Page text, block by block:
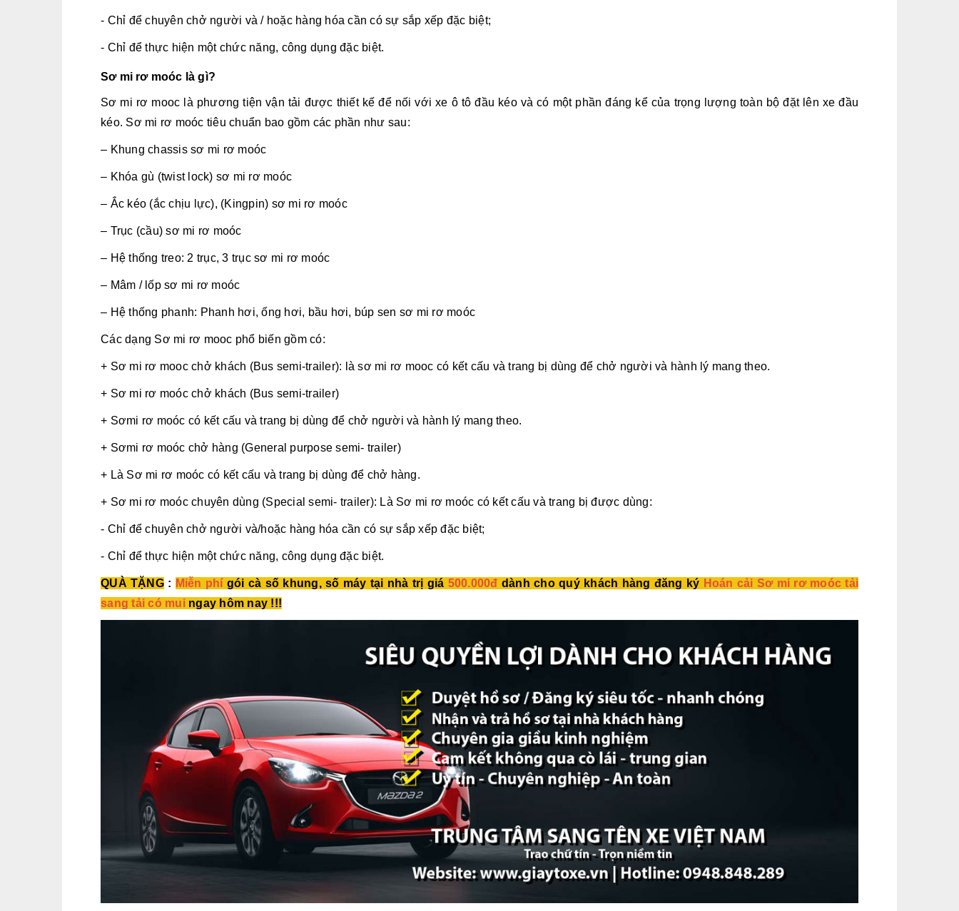
- Chỉ để chuyên chở người và / hoặc hàng hóa cần có sự sắp xếp đặc biệt;
- Chỉ để thực hiện một chức năng, công dụng đặc biệt.
Sơ mi rơ moóc là gì?
Sơ mi rơ mooc là phương tiện vận tải được thiết kế để nối với xe ô tô đầu kéo và có một phần đáng kể của trọng lượng toàn bộ đặt lên xe đầu
kéo. Sơ mi rơ moóc tiêu chuẩn bao gồm các phần như sau:
– Khung chassis sơ mi rơ moóc
– Khóa gù (twist lock) sơ mi rơ moóc
– Ắc kéo (ắc chịu lực), (Kingpin) sơ mi rơ moóc
– Trục (cầu) sơ mi rơ moóc
– Hệ thống treo: 2 trục, 3 trục sơ mi rơ moóc
– Mâm / lốp sơ mi rơ moóc
– Hệ thống phanh: Phanh hơi, ống hơi, bầu hơi, búp sen sơ mi rơ moóc
Các dạng Sơ mi rơ mooc phổ biến gồm có:
+ Sơ mi rơ mooc chở khách (Bus semi-trailer): là sơ mi rơ mooc có kết cấu và trang bị dùng để chở người và hành lý mang theo.
+ Sơ mi rơ moóc chở khách (Bus semi-trailer)
+ Sơmi rơ moóc có kết cấu và trang bị dùng để chở người và hành lý mang theo.
+ Sơmi rơ moóc chở hàng (General purpose semi- trailer)
+ Là Sơ mi rơ moóc có kết cấu và trang bị dùng để chở hàng.
+ Sơ mi rơ moóc chuyên dùng (Special semi- trailer): Là Sơ mi rơ moóc có kết cấu và trang bị được dùng:
- Chỉ để chuyên chở người và/hoặc hàng hóa cần có sự sắp xếp đặc biệt;
- Chỉ để thực hiện một chức năng, công dụng đặc biệt.
QUÀ TẶNG: Miễn phí gói cà số khung, số máy tại nhà trị giá 500.000đ dành cho quý khách hàng đăng ký Hoán cải Sơ mi rơ moóc tải
sang tải có muingay hôm nay !!!